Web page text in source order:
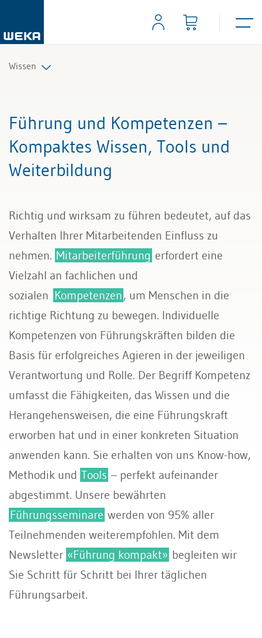
Wissen
Management
Führung & Kompetenzen
Recht
Bau & Immobilien
Führung und Kompetenzen –
Kompaktes Wissen, Tools und
Weiterbildung
Richtig und wirksam zu führen bedeutet, auf das
Verhalten Ihrer Mitarbeitenden Einfluss zu
nehmen. Mitarbeiterführung erfordert eine
Vielzahl an fachlichen und
sozialen Kompetenzen, um Menschen in die
richtige Richtung zu bewegen. Individuelle
Kompetenzen von Führungskräften bilden die
Basis für erfolgreiches Agieren in der jeweiligen
Verantwortung und Rolle. Der Begriff Kompetenz
umfasst die Fähigkeiten, das Wissen und die
Herangehensweisen, die eine Führungskraft
erworben hat und in einer konkreten Situation
anwenden kann. Sie erhalten von uns Know-how,
Methodik und Tools – perfekt aufeinander
abgestimmt. Unsere bewährten
Führungsseminare werden von 95% aller
Teilnehmenden weiterempfohlen. Mit dem
Newsletter «Führung kompakt» begleiten wir
Sie Schritt für Schritt bei Ihrer täglichen
Führungsarbeit.